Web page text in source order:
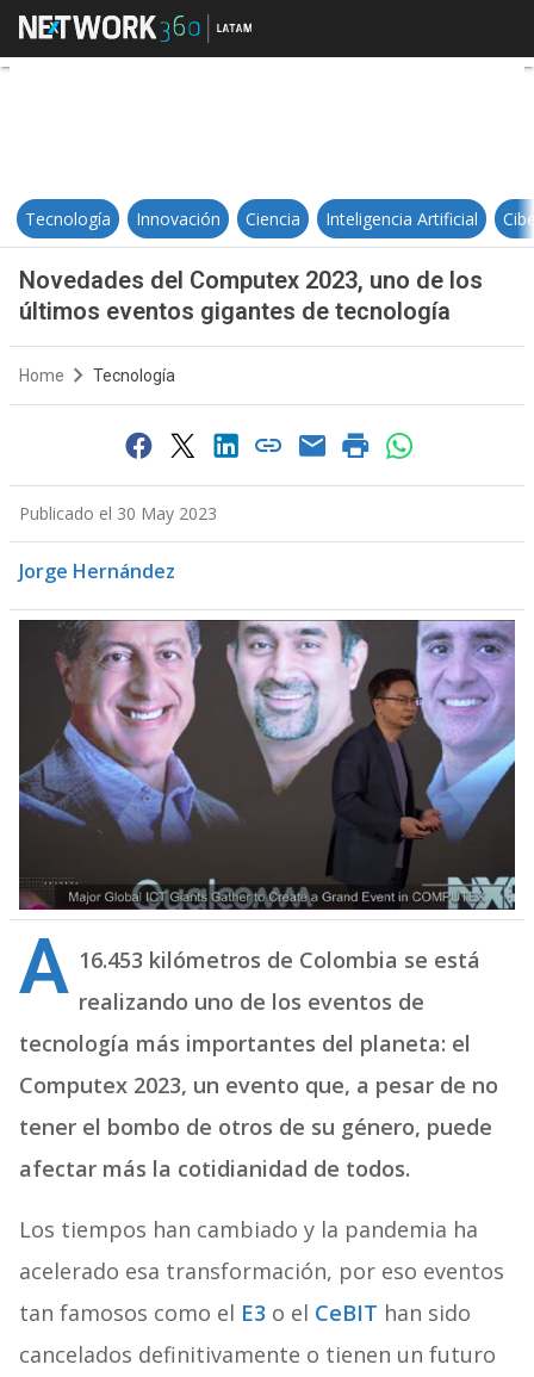
Novedades del Computex 2023,
Tecnología Innovación Ciencia Inteligencia Artificial
Novedades del Computex 2023, uno de los
últimos eventos gigantes de tecnología
Home Tecnología
Publicado el 30 May 2023
Jorge Hernández
A 16.453 kilómetros de Colombia se está
realizando uno de los eventos de
tecnología más importantes del planeta: el
Computex 2023, un evento que, a pesar de no
tener el bombo de otros de su género, puede
afectar más la cotidianidad de todos.
Los tiempos han cambiado y la pandemia ha
acelerado esa transformación, por eso eventos
tan famosos como el E3 o el CeBIT han sido
cancelados definitivamente o tienen un futuro